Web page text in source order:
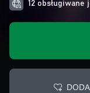
12 obsługiwane